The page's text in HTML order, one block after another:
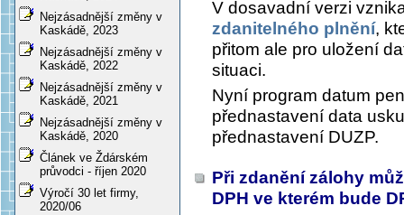
Nejzásadnější změny v
Kaskádě, 2023
Nejzásadnější změny v
Kaskádě, 2022
Nejzásadnější změny v
Kaskádě, 2021
Nejzásadnější změny v
Kaskádě, 2020
Článek ve Ždárském
průvodci - říjen 2020
Výročí 30 let firmy,
2020/06
V dosavadní verzi
zdanitelného plnění,
přitom ale pro uložení
situaci.
Nyní program datum
přednastavení data
přednastavení DUZP.
Při zdanění zálohy
DPH ve kterém bude